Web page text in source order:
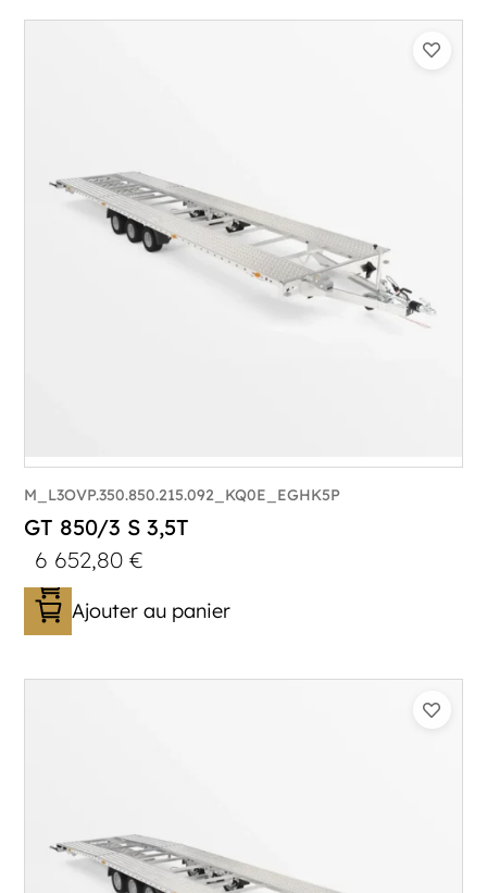
Longueur utile (mm) :
Plancher :Lorhs en Aluminium
M_L3OVP.350.850.215.092_KQ0E_EGHK5P
GT 850/3 S 3,5T
6 652,80€
Ajouter au panier